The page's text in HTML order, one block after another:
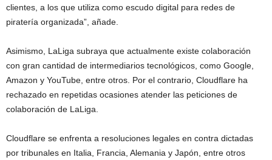
clientes, a los que utiliza como escudo digital para redes de
piratería organizada”, añade.
Asimismo, LaLiga subraya que actualmente existe colaboración
con gran cantidad de intermediarios tecnológicos, como Google,
Amazon y YouTube, entre otros. Por el contrario, Cloudflare ha
rechazado en repetidas ocasiones atender las peticiones de
colaboración de LaLiga.
Cloudflare se enfrenta a resoluciones legales en contra dictadas
por tribunales en Italia, Francia, Alemania y Japón, entre otros